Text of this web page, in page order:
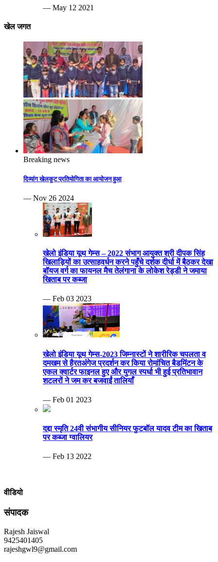
— May 12 2021
खेल जगत
Breaking news
दिव्यांग खेलकूट प्रतियोगिता का आयोजन हुआ
— Nov 26 2024
खेलो इंडिया यूथ गेम्स – 2022 संभाग आयुक्त श्री दीपक सिंह
खिलाड़ियों का उत्साहवर्धन करने पहुँचे दर्शक दीर्घा में बैठकर देखा
बॉयज वर्ग का फायनल मैच तेलंगाना के लोकेश रेड्डी ने जमाया
खिताब पर कब्जा
— Feb 03 2023
खेलो इंडिया यूथ गेम्स-2023 जिम्नास्टों ने शारीरिक चपलता व
दमखम से हैरतअंगेज प्रदर्शन कर किया रोमांचित बैडमिंटन के
एकल क्वार्टर फाइनल हुए और युगल स्पर्धा भी हुई प्रतिभावान
शटलरों ने जम कर बजवाईं तालियाँ
— Feb 01 2023
दद्दा स्मृति 24वी संभागीय सीनियर फुटबॉल यादव टीम का खिताब
पर कब्जा ग्वालियर
— Feb 13 2022
वीडियो
संपादक
Rajesh Jaiswal
9425401405
rajeshgwl9@gmail.com